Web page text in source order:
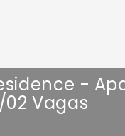
-
Vagas